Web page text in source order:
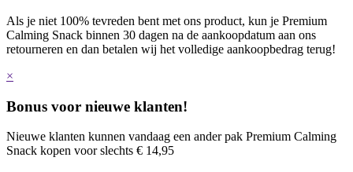
Als je niet 100% tevreden bent met ons product, kun je Premium
Calming Snack binnen 30 dagen na de aankoopdatum aan ons
retourneren en dan betalen wij het volledige aankoopbedrag terug!
×
Bonus voor nieuwe klanten!
Nieuwe klanten kunnen vandaag een ander pak Premium Calming
Snack kopen voor slechts € 14,95